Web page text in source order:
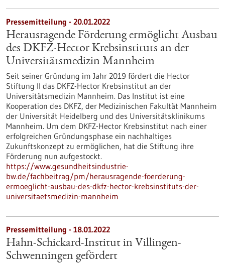
Pressemitteilung - 20.01.2022
Herausragende Förderung ermöglicht Ausbau
des DKFZ-Hector Krebsinstituts an der
Universitätsmedizin Mannheim
Seit seiner Gründung im Jahr 2019 fördert die Hector
Stiftung II das DKFZ-Hector Krebsinstitut an der
Universitätsmedizin Mannheim. Das Institut ist eine
Kooperation des DKFZ, der Medizinischen Fakultät Mannheim
der Universität Heidelberg und des Universitätsklinikums
Mannheim. Um dem DKFZ-Hector Krebsinstitut nach einer
erfolgreichen Gründungsphase ein nachhaltiges
Zukunftskonzept zu ermöglichen, hat die Stiftung ihre
Förderung nun aufgestockt.
https://www.gesundheitsindustrie-
bw.de/fachbeitrag/pm/herausragende-foerderung-
ermoeglicht-ausbau-des-dkfz-hector-krebsinstituts-der-
universitaetsmedizin-mannheim
Pressemitteilung - 18.01.2022
Hahn-Schickard-Institut in Villingen-
Schwenningen gefördert